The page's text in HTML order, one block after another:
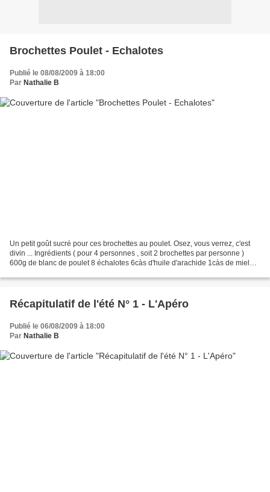
Brochettes Poulet - Echalotes
Publié le 08/08/2009 à 18:00
Par Nathalie B
Un petit goût sucré pour ces brochettes au poulet. Osez, vous verrez, c'est
divin ... Ingrédients ( pour 4 personnes , soit 2 brochettes par personne )
600g de blanc de poulet 8 échalotes 6càs d'huile d'arachide 1càs de miel
Récapitulatif de l'été N° 1 - L'Apéro
Publié le 06/08/2009 à 18:00
Par Nathalie B